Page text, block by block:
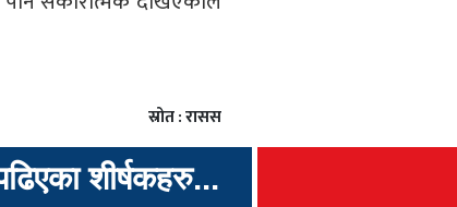
स्रोत : रासस
शीर्षकहरु...